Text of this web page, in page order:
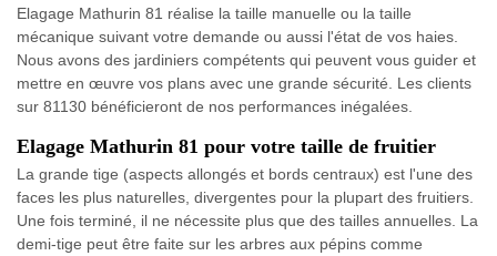
Elagage Mathurin 81 réalise la taille manuelle ou la taille
mécanique suivant votre demande ou aussi l'état de vos haies.
Nous avons des jardiniers compétents qui peuvent vous guider et
mettre en œuvre vos plans avec une grande sécurité. Les clients
sur 81130 bénéficieront de nos performances inégalées.
Elagage Mathurin 81 pour votre taille de fruitier
La grande tige (aspects allongés et bords centraux) est l'une des
faces les plus naturelles, divergentes pour la plupart des fruitiers.
Une fois terminé, il ne nécessite plus que des tailles annuelles. La
demi-tige peut être faite sur les arbres aux pépins comme